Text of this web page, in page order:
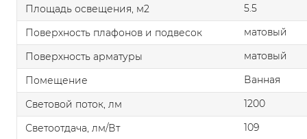
Площадь освещения, м2
5.5
Поверхность плафонов и подвесок
матовый
Поверхность арматуры
матовый
Помещение
Ванная
Световой поток, лм
1200
Светоотдача, лм/Вт
109